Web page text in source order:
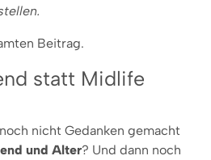
Beitrag.
statt Midlife
nicht Gedanken gemacht
und Alter? Und dann noch